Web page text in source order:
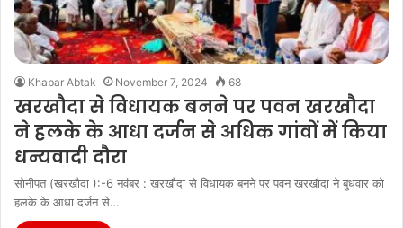
Khabar Abtak November 7, 2024 68
खरखौदा से विधायक बनने पर पवन खरखौदा
ने हलके के आधा दर्जन से अधिक गांवों में किया
धन्यवादी दौरा
सोनीपत (खरखौदा ):-6 नवंबर : खरखौदा से विधायक बनने पर पवन खरखौदा ने बुधवार को
हलके के आधा दर्जन से…